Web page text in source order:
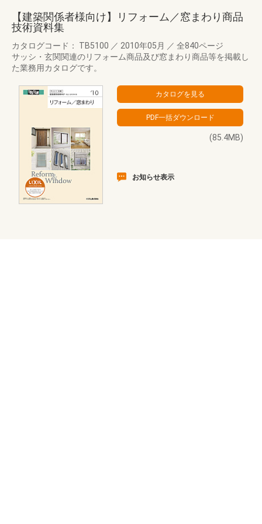
【建築関係者様向け】リフォーム／窓まわり商品
技術資料集
カタログコード： TB5100 ／ 2010年05月 ／ 全840ページ
サッシ・玄関関連のリフォーム商品及び窓まわり商品等を掲載し
た業務用カタログです。
(85.4MB)
お知らせ表示